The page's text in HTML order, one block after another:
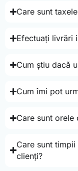
Care sunt
Efectuați livrări
Cum știu dacă
Cum îmi pot
Care sunt orele
Care sunt
clienți?